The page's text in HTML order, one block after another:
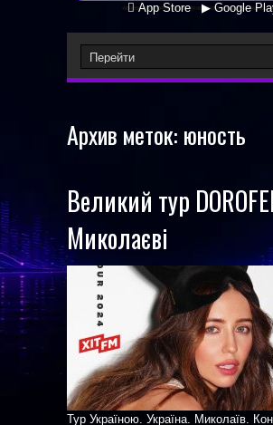
 App Store ▶ Google
Архив меток: юность
Великий тур
Миколаєві
Тур Україною. Україна. Миколаїв.